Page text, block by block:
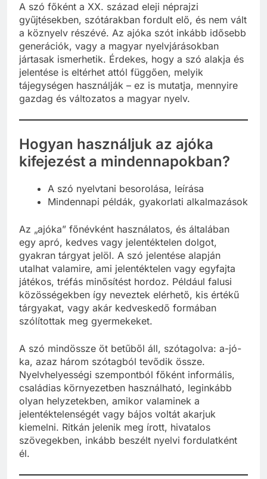
A szó főként a XX. század eleji néprajzi
gyűjtésekben, szótárakban fordult elő, és nem vált
a köznyelv részévé. Az ajóka szót inkább idősebb
generációk, vagy a magyar nyelvjárásokban
jártasak ismerhetik. Érdekes, hogy a szó alakja és
jelentése is eltérhet attól függően, melyik
tájegységen használják – ez is mutatja, mennyire
gazdag és változatos a magyar nyelv.
Hogyan használjuk az ajóka
kifejezést a mindennapokban?
A szó nyelvtani besorolása, leírása
Mindennapi példák, gyakorlati alkalmazások
Az „ajóka” főnévként használatos, és általában
egy apró, kedves vagy jelentéktelen dolgot,
gyakran tárgyat jelöl. A szó jelentése alapján
utalhat valamire, ami jelentéktelen vagy egyfajta
játékos, tréfás minősítést hordoz. Például falusi
közösségekben így neveztek elérhető, kis értékű
tárgyakat, vagy akár kedveskedő formában
szólítottak meg gyermekeket.
A szó mindössze öt betűből áll, szótagolva: a-jó-
ka, azaz három szótagból tevődik össze.
Nyelvhelyességi szempontból főként informális,
családias környezetben használható, leginkább
olyan helyzetekben, amikor valaminek a
jelentéktelenségét vagy bájos voltát akarjuk
kiemelni. Ritkán jelenik meg írott, hivatalos
szövegekben, inkább beszélt nyelvi fordulatként
él.